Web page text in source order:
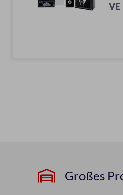
VE
Großes